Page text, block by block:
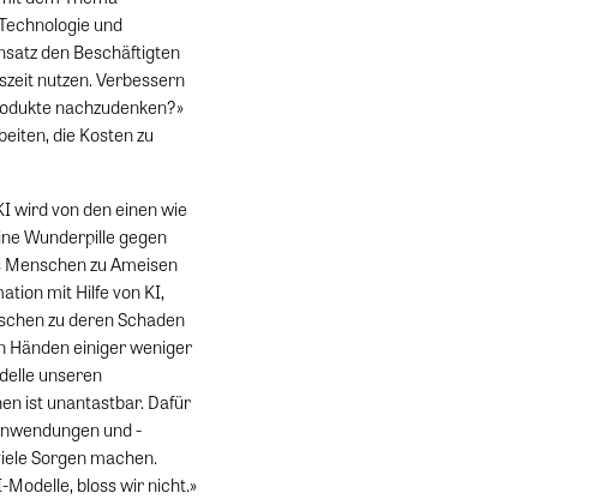
und
den Beschäftigten
nutzen. Verbessern
nachzudenken?»
die Kosten zu
wird von den einen wie
Wunderpille gegen
zu Ameisen
mit Hilfe von KI,
zu deren Schaden
Händen einiger weniger
unseren
ist unantastbar. Dafür
und -
Sorgen machen.
bloss wir nicht.»